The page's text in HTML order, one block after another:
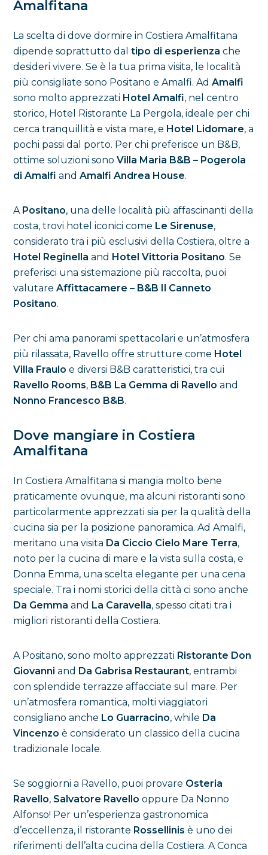
Amalfitana
La scelta di dove dormire in Costiera Amalfitana
dipende soprattutto dal tipo di esperienza che
desideri vivere. Se è la tua prima visita, le località
più consigliate sono Positano e Amalfi. Ad Amalfi
sono molto apprezzati Hotel Amalfi, nel centro
storico, Hotel Ristorante La Pergola, ideale per chi
cerca tranquillità e vista mare, e Hotel Lidomare, a
pochi passi dal porto. Per chi preferisce un B&B,
ottime soluzioni sono Villa Maria B&B – Pogerola
di Amalfi and Amalfi Andrea House.
A Positano, una delle località più affascinanti della
costa, trovi hotel iconici come Le Sirenuse,
considerato tra i più esclusivi della Costiera, oltre a
Hotel Reginella and Hotel Vittoria Positano. Se
preferisci una sistemazione più raccolta, puoi
valutare Affittacamere – B&B Il Canneto
Positano.
Per chi ama panorami spettacolari e un’atmosfera
più rilassata, Ravello offre strutture come Hotel
Villa Fraulo e diversi B&B caratteristici, tra cui
Ravello Rooms, B&B La Gemma di Ravello and
Nonno Francesco B&B.
Dove mangiare in Costiera
Amalfitana
In Costiera Amalfitana si mangia molto bene
praticamente ovunque, ma alcuni ristoranti sono
particolarmente apprezzati sia per la qualità della
cucina sia per la posizione panoramica. Ad Amalfi,
meritano una visita Da Ciccio Cielo Mare Terra,
noto per la cucina di mare e la vista sulla costa, e
Donna Emma, una scelta elegante per una cena
speciale. Tra i nomi storici della città ci sono anche
Da Gemma and La Caravella, spesso citati tra i
migliori ristoranti della Costiera.
A Positano, sono molto apprezzati Ristorante Don
Giovanni and Da Gabrisa Restaurant, entrambi
con splendide terrazze affacciate sul mare. Per
un’atmosfera romantica, molti viaggiatori
consigliano anche Lo Guarracino, while Da
Vincenzo è considerato un classico della cucina
tradizionale locale.
Se soggiorni a Ravello, puoi provare Osteria
Ravello, Salvatore Ravello oppure Da Nonno
Alfonso! Per un’esperienza gastronomica
d’eccellenza, il ristorante Rossellinis è uno dei
riferimenti dell’alta cucina della Costiera. A Conca